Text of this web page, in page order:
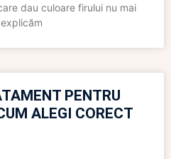
dau culoare firului nu mai
PENTRU
ALEGI CORECT